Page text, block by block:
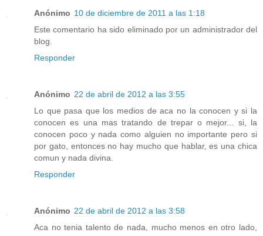
Anónimo 10 de diciembre de 2011 a las 1:18
Este comentario ha sido eliminado por un administrador del
blog.
Responder
Anónimo 22 de abril de 2012 a las 3:55
Lo que pasa que los medios de aca no la conocen y si la
conocen es una mas tratando de trepar o mejor... si, la
conocen poco y nada como alguien no importante pero si
por gato, entonces no hay mucho que hablar, es una chica
comun y nada divina.
Responder
Anónimo 22 de abril de 2012 a las 3:58
Aca no tenia talento de nada, mucho menos en otro lado,